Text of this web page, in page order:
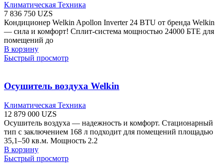
Климатическая Техника
7 836 750 UZS
Кондиционер Welkin Apollon Inverter 24 BTU от бренда Welkin
— сила и комфорт! Сплит-система мощностью 24000 БТЕ для
помещений до
В корзину
Быстрый просмотр
Осушитель воздуха Welkin
Климатическая Техника
12 879 000 UZS
Осушитель воздуха — надежность и комфорт. Стационарный
тип с заключением 168 л подходит для помещений площадью
35,1–50 кв.м. Мощность 2.2
В корзину
Быстрый просмотр